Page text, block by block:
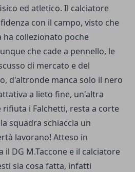
ed atletico. Il calciatore
con il campo, visto che
ha collezionato poche
che cade a pennello, le
di mercato e del
d'altronde manca solo il nero
a lieto fine, un'altra
rifiuta i Falchetti, resta a corte
squadra schiaccia un
lavorano! Atteso in
DG M.Taccone e il calciatore
sia cosa fatta, infatti